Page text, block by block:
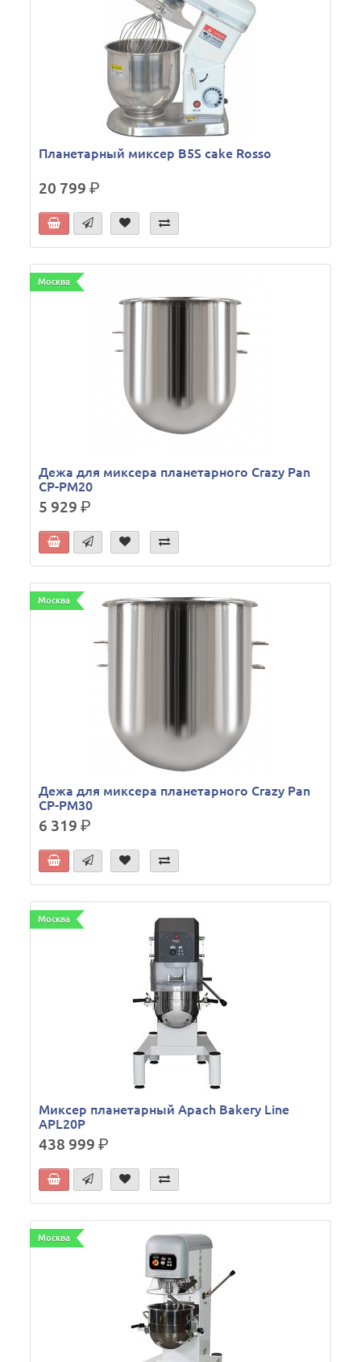
Планетарный миксер B5S cake Rosso
20 799р.
Москва
Дежа для миксера планетарного Crazy Pan
CP-PM20
5 929р.
Москва
Дежа для миксера планетарного Crazy Pan
CP-PM30
6 319р.
Москва
Миксер планетарный Apach Bakery Line
APL20P
438 999р.
Москва